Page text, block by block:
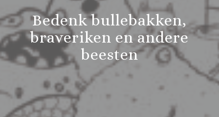
Bedenk bullebakken,
braveriken en andere
beesten